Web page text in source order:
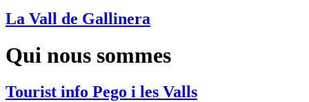
La Vall de Gallinera
Qui nous sommes
Tourist info Pego i les Valls